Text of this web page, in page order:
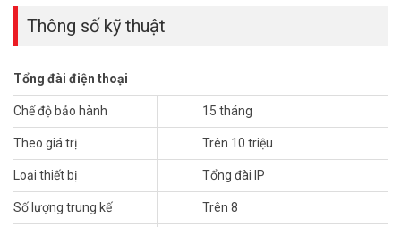
2. Gọi điện thoại miễn phí qua VOIP.
3. Khả năng nâng cấp linh hoạt, tiện ích cao.
4. Rất tiện lợi cho các Khách hàng gọi từ bên ngoài vào.
6. Hội nghị từ xa- Cho phép remote conference đến 4 room/32
party.
7. Forwarding cuộc gọi thông minh.
8. Voice Mail.
9. Tính năng PMS dùng riêng cho Khách sạn.
10. Mobility Extension.
11. Hỗ trợ các giao diện truyền thống và giao diện IP chuẩn SIP.
12. Định tuyến thông minh.
Thông số kỹ thuật
Tổng đài điện thoại
Chế độ bảo hành 15 tháng
Theo giá trị Trên 10 triệu
Loại thiết bị Tổng đài IP
Số lượng trung kế Trên 8